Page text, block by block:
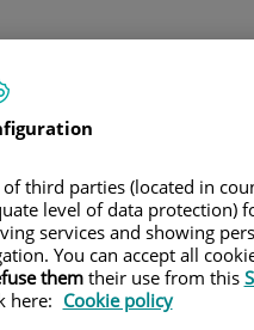
nostres millors
third parties (located in
level of data protection)
services and showing
You can accept all
themtheir use from this
here: Cookie policy